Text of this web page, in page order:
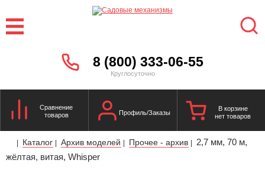
8 (800) 333-06-55
Круглосуточно
Сравнение
товаров
Профиль/Заказы
В корзине
нет товаров
| Каталог | Архив моделей | Прочее - архив |
2,7 мм, 70 м,
жёлтая, витая, Whisper